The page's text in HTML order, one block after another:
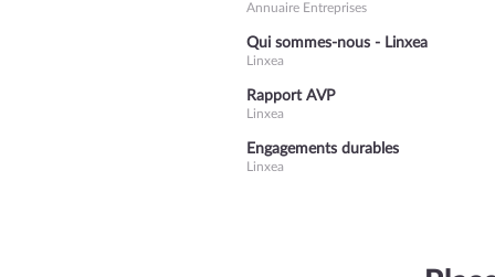
Annuaire Entreprises
Qui sommes-nous - Linxea
Linxea
Rapport AVP
Linxea
Engagements durables
Linxea